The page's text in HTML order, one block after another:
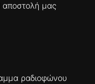
μας
ραδιοφώνου